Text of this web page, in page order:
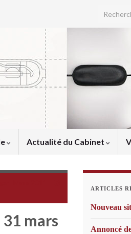
Search
Actualité du Cabinet
mars
ARTICLES
Nouveau
Annoncé